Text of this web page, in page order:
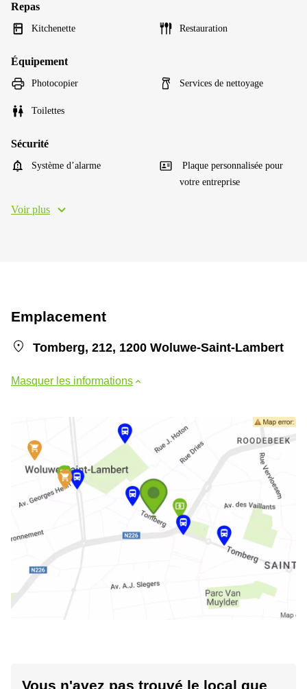
Repas
Kitchenette Restauration
Équipement
Photocopier Services de nettoyage
Toilettes
Sécurité
Système d’alarme
Plaque personnalisée pour
votre entreprise
Voir plus
Emplacement
Tomberg, 212, 1200 Woluwe-Saint-Lambert
Masquer les informations
Vous n'avez pas trouvé le local que